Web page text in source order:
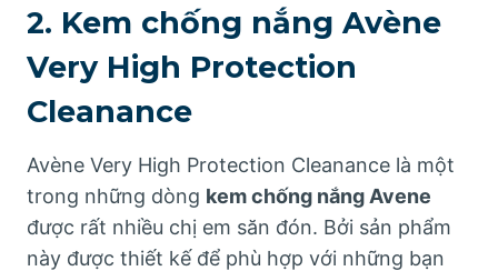
2. Kem chống nắng Avène
Very High Protection
Cleanance
Avène Very High Protection Cleanance là một
trong những dòng kem chống nắng Avene
được rất nhiều chị em săn đón. Bởi sản phẩm
này được thiết kế để phù hợp với những bạn